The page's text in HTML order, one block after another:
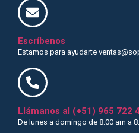
Escríbenos
Estamos para ayudarte
Llámanos al (+51) 965 722
De lunes a domingo de 8:00 am a